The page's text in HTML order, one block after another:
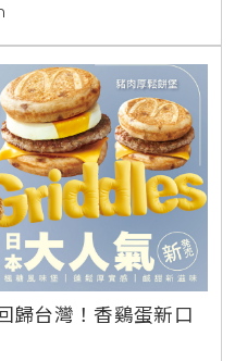
歸台灣！香鷄蛋新口